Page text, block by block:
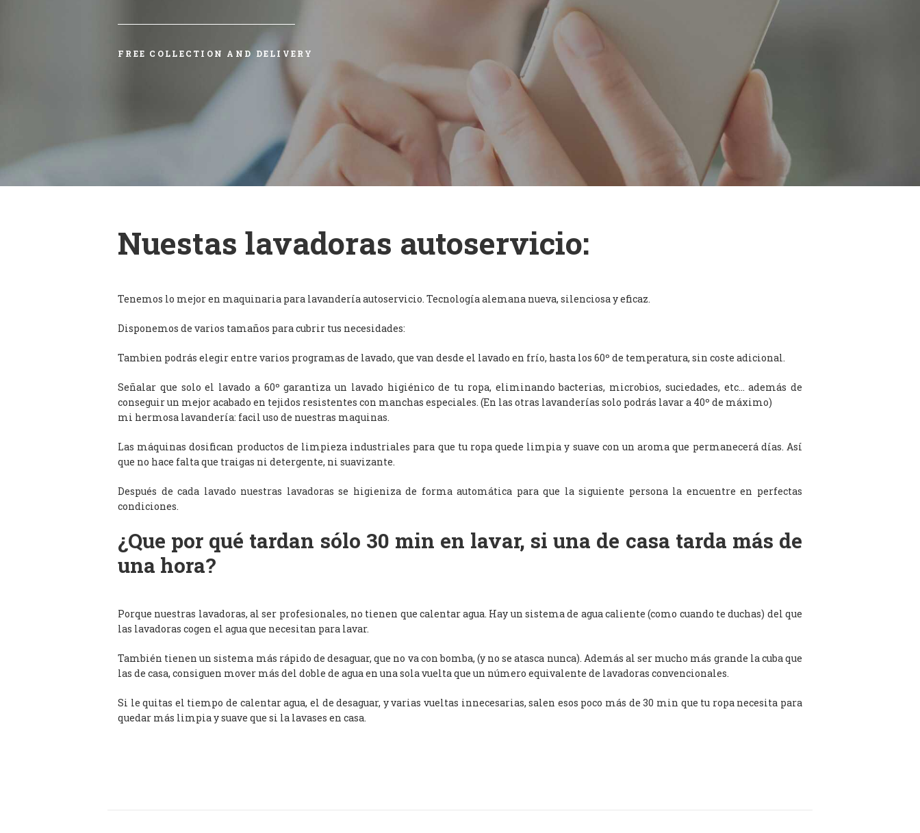
FREE COLLECTION AND DELIVERY
Nuestas lavadoras autoservicio:
Tenemos lo mejor en maquinaria para lavandería autoservicio. Tecnología alemana nueva, silenciosa y eficaz.
Disponemos de varios tamaños para cubrir tus necesidades:
Tambien podrás elegir entre varios programas de lavado, que van desde el lavado en frío, hasta los 60º de temperatura, sin coste adicional.
Señalar que solo el lavado a 60º garantiza un lavado higiénico de tu ropa, eliminando bacterias, microbios, suciedades, etc… además de
conseguir un mejor acabado en tejidos resistentes con manchas especiales. (En las otras lavanderías solo podrás lavar a 40º de máximo)
mi hermosa lavandería: facil uso de nuestras maquinas.
Las máquinas dosifican productos de limpieza industriales para que tu ropa quede limpia y suave con un aroma que permanecerá días. Así
que no hace falta que traigas ni detergente, ni suavizante.
Después de cada lavado nuestras lavadoras se higieniza de forma automática para que la siguiente persona la encuentre en perfectas
condiciones.
¿Que por qué tardan sólo 30 min en lavar, si una de casa tarda más de
una hora?
Porque nuestras lavadoras, al ser profesionales, no tienen que calentar agua. Hay un sistema de agua caliente (como cuando te duchas) del que
las lavadoras cogen el agua que necesitan para lavar.
También tienen un sistema más rápido de desaguar, que no va con bomba, (y no se atasca nunca). Además al ser mucho más grande la cuba que
las de casa, consiguen mover más del doble de agua en una sola vuelta que un número equivalente de lavadoras convencionales.
Si le quitas el tiempo de calentar agua, el de desaguar, y varias vueltas innecesarias, salen esos poco más de 30 min que tu ropa necesita para
quedar más limpia y suave que si la lavases en casa.